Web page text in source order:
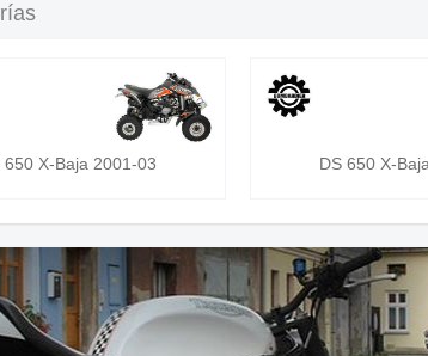
650 X-Baja 2001-03 DS 650 X-